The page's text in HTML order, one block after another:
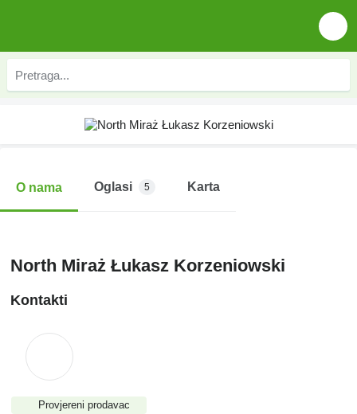
O nama Oglasi 5 Karta
North Miraż Łukasz Korzeniowski
Kontakti
Provjereni prodavac